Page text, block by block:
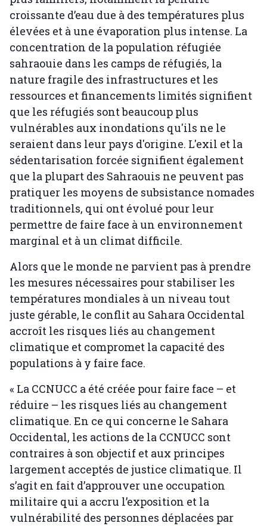
croissante d’eau due à des températures plus
élevées et à une évaporation plus intense. La
concentration de la population réfugiée
sahraouie dans les camps de réfugiés, la
nature fragile des infrastructures et les
ressources et financements limités signifient
que les réfugiés sont beaucoup plus
vulnérables aux inondations qu'ils ne le
seraient dans leur pays d'origine. L'exil et la
sédentarisation forcée signifient également
que la plupart des Sahraouis ne peuvent pas
pratiquer les moyens de subsistance nomades
traditionnels, qui ont évolué pour leur
permettre de faire face à un environnement
marginal et à un climat difficile.
Alors que le monde ne parvient pas à prendre
les mesures nécessaires pour stabiliser les
températures mondiales à un niveau tout
juste gérable, le conflit au Sahara Occidental
accroît les risques liés au changement
climatique et compromet la capacité des
populations à y faire face.
« La CCNUCC a été créée pour faire face – et
réduire – les risques liés au changement
climatique. En ce qui concerne le Sahara
Occidental, les actions de la CCNUCC sont
contraires à son objectif et aux principes
largement acceptés de justice climatique. Il
s’agit en fait d’approuver une occupation
militaire qui a accru l’exposition et la
vulnérabilité des personnes déplacées par